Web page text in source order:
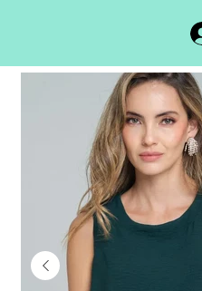
Blusa PF12110850